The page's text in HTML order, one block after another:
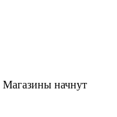
Магазины начнут